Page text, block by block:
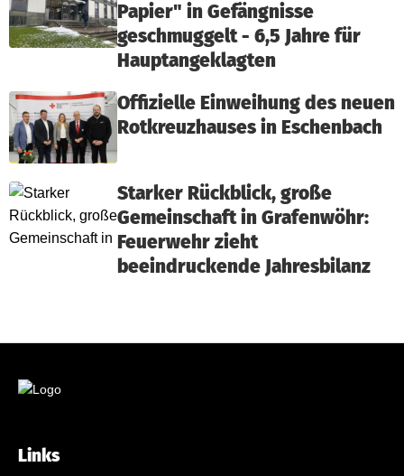
Papier" in Gefängnisse
geschmuggelt - 6,5 Jahre für
Hauptangeklagten
Offizielle Einweihung des neuen
Rotkreuzhauses in Eschenbach
Starker Rückblick, große
Gemeinschaft in Grafenwöhr:
Feuerwehr zieht
beeindruckende Jahresbilanz
Links